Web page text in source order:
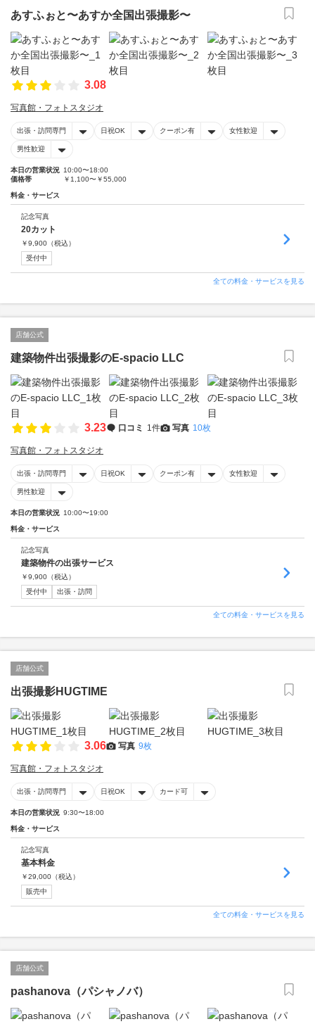
あすふぉと〜あすか全国出張撮影〜
3.08
写真館・フォトスタジオ
出張・訪問専門 日祝OK クーポン有 女性歓迎
男性歓迎
本日の営業状況 10:00〜18:00
価格帯
￥1,100〜￥55,000
料金・サービス
記念写真
20カット
￥9,900 （税込）
受付中
全ての料金・サービスを見る
店舗公式
建築物件出張撮影のE-spacio LLC
3.23 口コミ 1件 写真 10枚
写真館・フォトスタジオ
出張・訪問専門 日祝OK クーポン有 女性歓迎
男性歓迎
本日の営業状況 10:00〜19:00
料金・サービス
記念写真
建築物件の出張サービス
￥9,900 （税込）
受付中
出張・訪問
全ての料金・サービスを見る
店舗公式
出張撮影HUGTIME
3.06 写真 9枚
写真館・フォトスタジオ
出張・訪問専門 日祝OK カード可
本日の営業状況 9:30〜18:00
料金・サービス
記念写真
基本料金
￥29,000 （税込）
販売中
全ての料金・サービスを見る
店舗公式
pashanova（パシャノバ）